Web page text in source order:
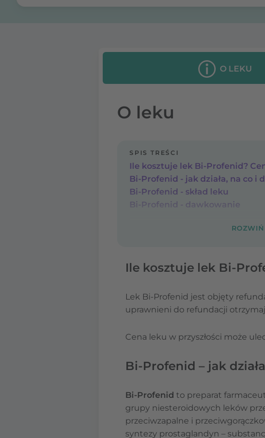
O LEKU
O leku
SPIS TREŚCI
Ile kosztuje lek Bi-Profenid?
Bi-Profenid - jak działa, na co i
Bi-Profenid - skład leku
Bi-Profenid - dawkowanie
Ile kosztuje lek Bi-
Lek Bi-Profenid jest objęty
uprawnieni do refundacji
Cena leku w przyszłości może
Bi-Profenid – jak
Bi-Profenid to preparat
grupy niesteroidowych leków
przeciwzapalne i
syntezy prostaglandyn –